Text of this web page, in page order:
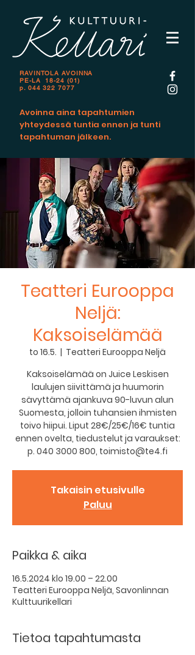
RAVINTOLA AVOINNA
PE-LA 18-24 (01)
p. 044 322 7077
Avoinna aina tapahtumien
yhteydessä tuntia ennen ja tunti
tapahtuman jälkeen.
Teatteri Eurooppa
Neljä:
Kaksoiselämää
to 16.5.
  |
Teatteri Eurooppa Neljä
Kaksoiselämää on Juice Leskisen
laulujen siivittämä ja huumorin
sävyttämä ajankuva 90-luvun alun
Suomesta, jolloin tuhansien ihmisten
toivo hiipui. Liput 28€/25€/16€ tuntia
ennen ovelta, tiedustelut ja varaukset:
p. 040 3000 800, toimisto@te4.fi
Takaisin etusivulle
Paluu
Paikka & aika
16.5.2024 klo 19.00 – 22.00
Teatteri Eurooppa Neljä, Savonlinnan
Kulttuurikellari
Tietoa tapahtumasta